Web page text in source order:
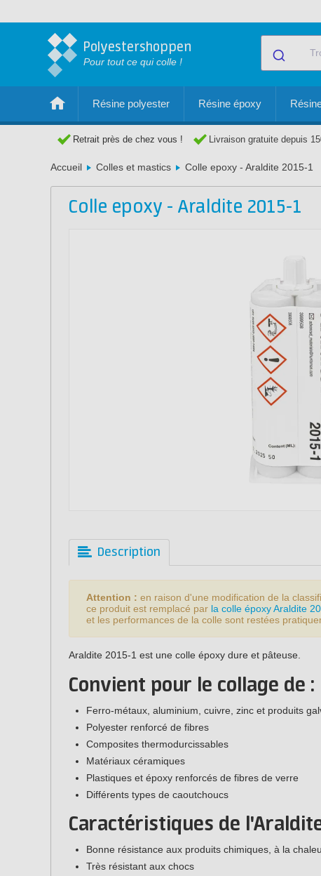
Polyestershoppen
Pour tout ce qui colle !
Résine polyester Résine époxy
Retrait près de chez vous ! Livraison gratuite depuis
Accueil Colles et mastics Colle epoxy - Araldite 2015-1
Colle epoxy - Araldite 2015-1
Description
Attention : en raison d'une modification de la
ce produit est remplacé par la colle époxy Araldite
et les performances de la colle sont restées
Araldite 2015-1 est une colle époxy dure et pâteuse.
Convient pour le collage de :
Ferro-métaux, aluminium, cuivre, zinc et produits
Polyester renforcé de fibres
Composites thermodurcissables
Matériaux céramiques
Plastiques et époxy renforcés de fibres de verre
Différents types de caoutchoucs
Caractéristiques de
Bonne résistance aux produits chimiques, à la
Très résistant aux chocs